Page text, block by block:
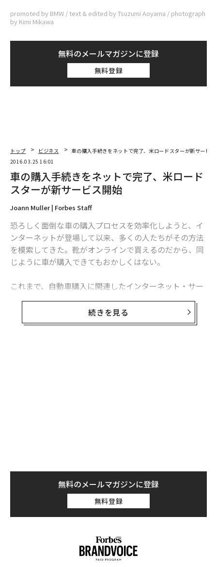
promoted by BMW / text & edited by Tsuzumi Aoyama / photograph
by Kimi Mikawa
無料のメールマガジンに登録
無料登録
トップ ビジネス
車の購入手続きをネットで完了、米ロードスターが新サービス
2016.03.25 16:01
車の購入手続きをネットで完了、米ロード
スターが新サービス開始
Joann Muller | Forbes Staff
恐ろしく面倒な車の購入プロセスを効率化しようと、イ
ンターネットが登場して以来、多くの人たちがその方法
を模索してきた。靴がオンラインで買えるのだから、同
じように車が購入できてもおかしくはない。
これまで、自動車購入に関連したインターネット・サー
ビスの大半は、消費者に自動車の価格や特徴の比較を可
能にし、販売店に潜在顧客に関する情報を提供するだけ
のものにすぎなかった。
続きを見る
無料のメールマガジンに登録
無料登録